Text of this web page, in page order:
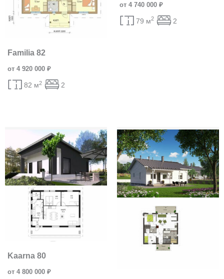
Familia 82
от 4 920 000 ₽
82 м2 2
от 4 740 000 ₽
79 м2 2
Kaarna 80
от 4 800 000 ₽